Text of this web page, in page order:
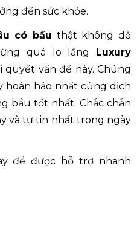
đến sức khỏe.
có bầu thật không dễ
quá lo lắng Luxury
quyết vấn đề này. Chúng
hoàn hảo nhất cùng dịch
bầu tốt nhất. Chắc chắn
và tự tin nhất trong ngày
để được hỗ trợ nhanh